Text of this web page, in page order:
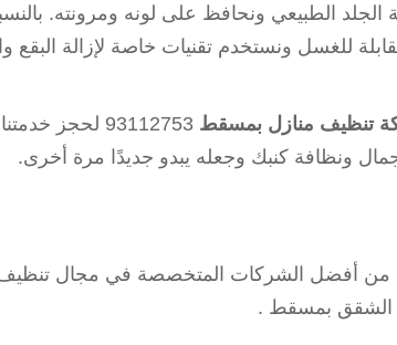
الطبيعي ونحافظ على لونه ومرونته.
للغسل ونستخدم تقنيات خاصة لإزالة البقع
تنظيف منازل بمسقط
93112753
ونظافة كنبك وجعله يبدو جديدًا مرة أخرى.
من أفضل الشركات المتخصصة في مجال
الشقق بمسقط .